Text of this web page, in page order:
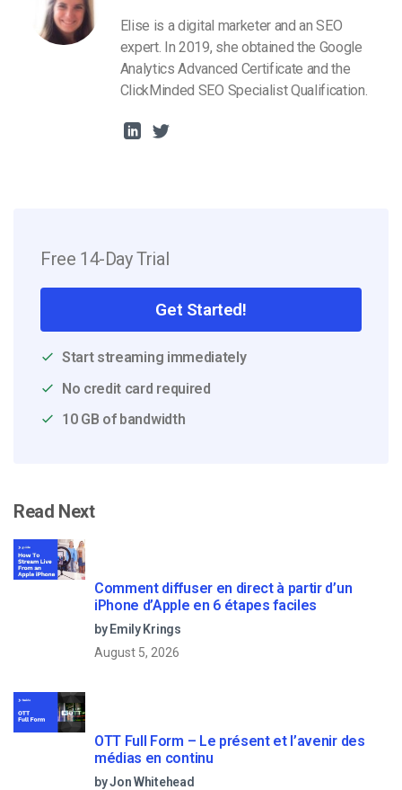
Elise is a digital marketer and an SEO
expert. In 2019, she obtained the Google
Analytics Advanced Certificate and the
ClickMinded SEO Specialist Qualification.
Free 14-Day Trial
Get Started!
Start streaming immediately
No credit card required
10 GB of bandwidth
Read Next
Comment diffuser en direct à partir d’un
iPhone d’Apple en 6 étapes faciles
by Emily Krings
August 5, 2026
OTT Full Form – Le présent et l’avenir des
médias en continu
by Jon Whitehead